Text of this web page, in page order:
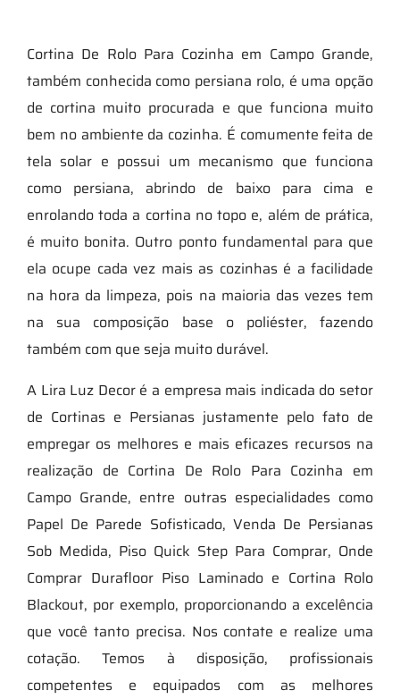
Cortina De Rolo Para Cozinha em Campo Grande,
também conhecida como persiana rolo, é uma opção
de cortina muito procurada e que funciona muito
bem no ambiente da cozinha. É comumente feita de
tela solar e possui um mecanismo que funciona
como persiana, abrindo de baixo para cima e
enrolando toda a cortina no topo e, além de prática,
é muito bonita. Outro ponto fundamental para que
ela ocupe cada vez mais as cozinhas é a facilidade
na hora da limpeza, pois na maioria das vezes tem
na sua composição base o poliéster, fazendo
também com que seja muito durável.
A Lira Luz Decor é a empresa mais indicada do setor
de Cortinas e Persianas justamente pelo fato de
empregar os melhores e mais eficazes recursos na
realização de Cortina De Rolo Para Cozinha em
Campo Grande, entre outras especialidades como
Papel De Parede Sofisticado, Venda De Persianas
Sob Medida, Piso Quick Step Para Comprar, Onde
Comprar Durafloor Piso Laminado e Cortina Rolo
Blackout, por exemplo, proporcionando a excelência
que você tanto precisa. Nos contate e realize uma
cotação. Temos à disposição, profissionais
competentes e equipados com as melhores